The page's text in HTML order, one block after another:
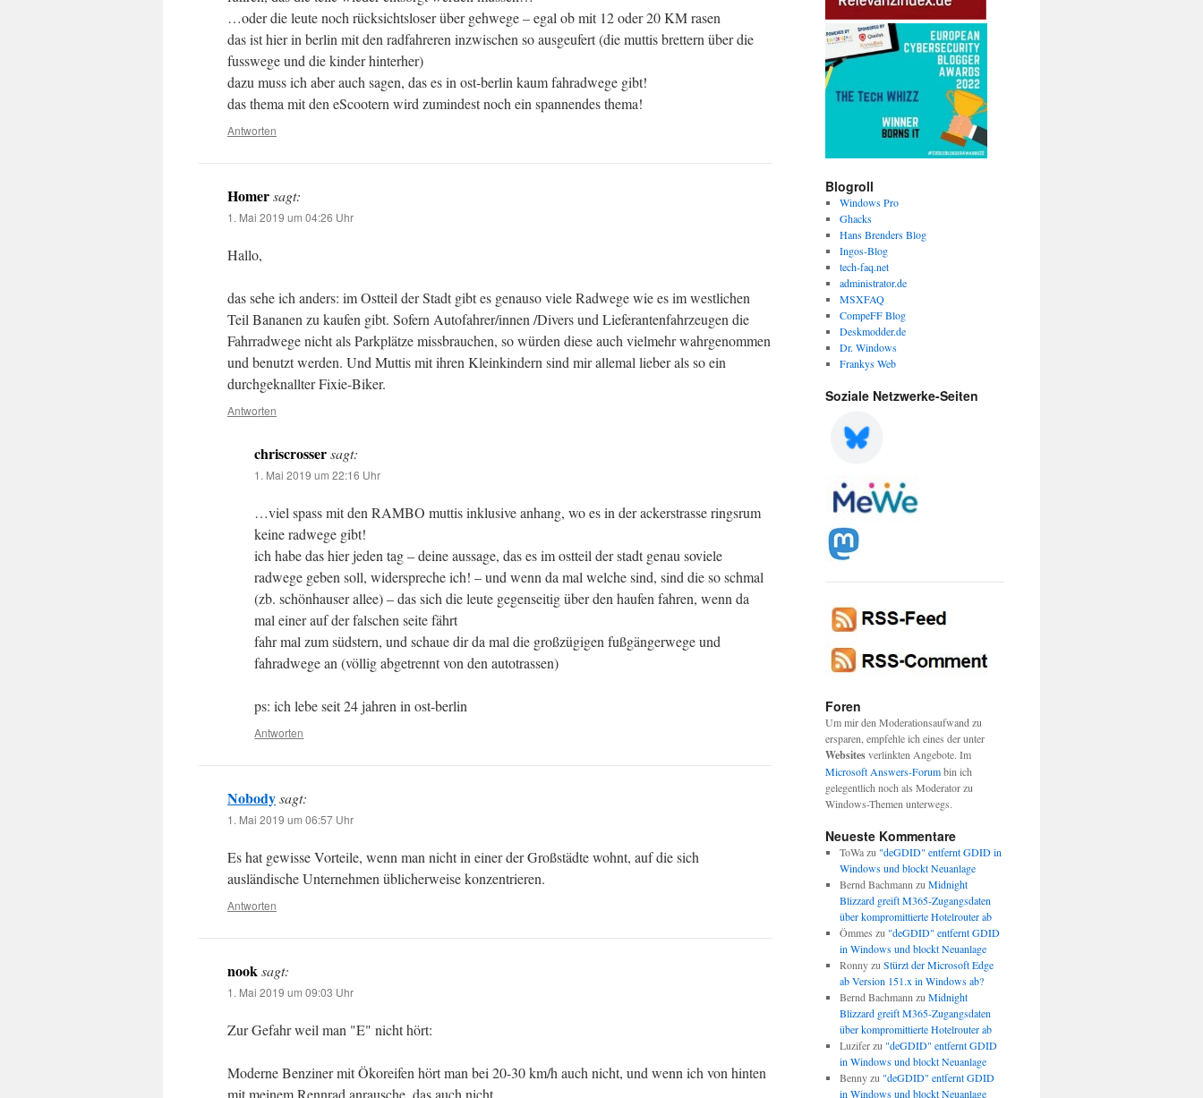
…oder die leute noch rücksichtsloser über gehwege – egal ob mit 12 oder 20 KM rasen
das ist hier in berlin mit den radfahreren inzwischen so ausgeufert (die muttis brettern über die
fusswege und die kinder hinterher)
dazu muss ich aber auch sagen, das es in ost-berlin kaum fahradwege gibt!
das thema mit den eScootern wird zumindest noch ein spannendes thema!
Antworten
Homersagt:
1. Mai 2019 um 04:26 Uhr
Hallo,
das sehe ich anders: im Ostteil der Stadt gibt es genauso viele Radwege wie es im westlichen
Teil Bananen zu kaufen gibt. Sofern Autofahrer/innen /Divers und Lieferantenfahrzeugen die
Fahrradwege nicht als Parkplätze missbrauchen, so würden diese auch vielmehr wahrgenommen
und benutzt werden. Und Muttis mit ihren Kleinkindern sind mir allemal lieber als so ein
durchgeknallter Fixie-Biker.
Antworten
chriscrosser sagt:
1. Mai 2019 um 22:16 Uhr
…viel spass mit den RAMBO muttis inklusive anhang, wo es in der ackerstrasse ringsrum
keine radwege gibt!
ich habe das hier jeden tag – deine aussage, das es im ostteil der stadt genau soviele
radwege geben soll, widerspreche ich! – und wenn da mal welche sind, sind die so schmal
(zb. schönhauser allee) – das sich die leute gegenseitig über den haufen fahren, wenn da
mal einer auf der falschen seite fährt
fahr mal zum südstern, und schaue dir da mal die großzügigen fußgängerwege und
fahradwege an (völlig abgetrennt von den autotrassen)
ps: ich lebe seit 24 jahren in ost-berlin
Antworten
Nobodysagt:
1. Mai 2019 um 06:57 Uhr
Es hat gewisse Vorteile, wenn man nicht in einer der Großstädte wohnt, auf die sich
ausländische Unternehmen üblicherweise konzentrieren.
Antworten
nooksagt:
1. Mai 2019 um 09:03 Uhr
Zur Gefahr weil man "E" nicht hört:
Moderne Benziner mit Ökoreifen hört man bei 20-30 km/h auch nicht, und wenn ich von hinten
mit meinem Rennrad anrausche, das auch nicht.
Blogroll
Windows Pro
Ghacks
Hans Brenders Blog
Ingos-Blog
tech-faq.net
administrator.de
MSXFAQ
CompeFF Blog
Deskmodder.de
Dr. Windows
Frankys Web
Soziale Netzwerke-Seiten
Foren
Um mir den Moderationsaufwand zu
ersparen, empfehle ich eines der unter
Websitesverlinkten Angebote. Im
Microsoft Answers-Forumbin ich
gelegentlich noch als Moderator zu
Windows-Themen unterwegs.
Neueste Kommentare
ToWazu "deGDID" entfernt GDID in
Windows und blockt Neuanlage
Bernd Bachmann zu Midnight
Blizzard greift M365-Zugangsdaten
über kompromittierte Hotelrouter ab
Ömmes zu "deGDID" entfernt GDID
in Windows und blockt Neuanlage
Ronnyzu Stürzt der Microsoft Edge
ab Version 151.x in Windows ab?
Bernd Bachmann zu Midnight
Blizzard greift M365-Zugangsdaten
über kompromittierte Hotelrouter ab
Luziferzu "deGDID" entfernt GDID
in Windows und blockt Neuanlage
Bennyzu "deGDID" entfernt GDID
in Windows und blockt Neuanlage